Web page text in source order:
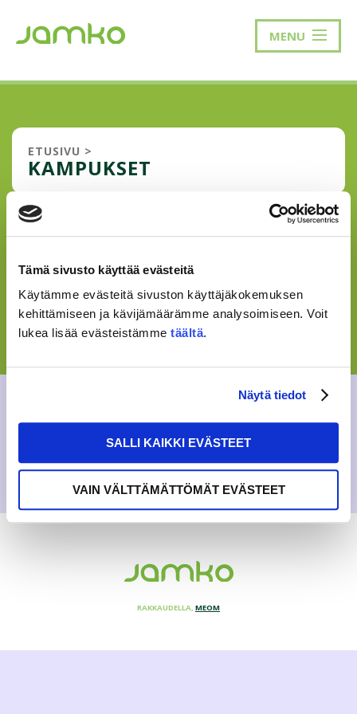
Tämä sivusto käyttää evästeitä
Käytämme evästeitä sivuston käyttäjäkokemuksen
kehittämiseen ja kävijämäärämme analysoimiseen. Voit
lukea lisää evästeistämme täältä.
Näytä tiedot
SALLI KAIKKI EVÄSTEET
VAIN VÄLTTÄMÄTTÖMÄT EVÄSTEET
MENU
ETUSIVU >
KAMPUKSET
JÄSENPALVELUPISTEET
Syksyn 2018 aikana JAMKO palvelee opiskelijoita kaikilla
kampuksilla. JAMKOn toimisto on auki normaalisti ja
tämän lisäksi jäsenpalvelupisteet toimivat Dynamolla,
Musiikilla ja Tarvaalassa. Jäsenpalvelupisteeltä saat apua
AJANKOHTAISTA,YLEINEN
RAKKAUDELLA, MEOM